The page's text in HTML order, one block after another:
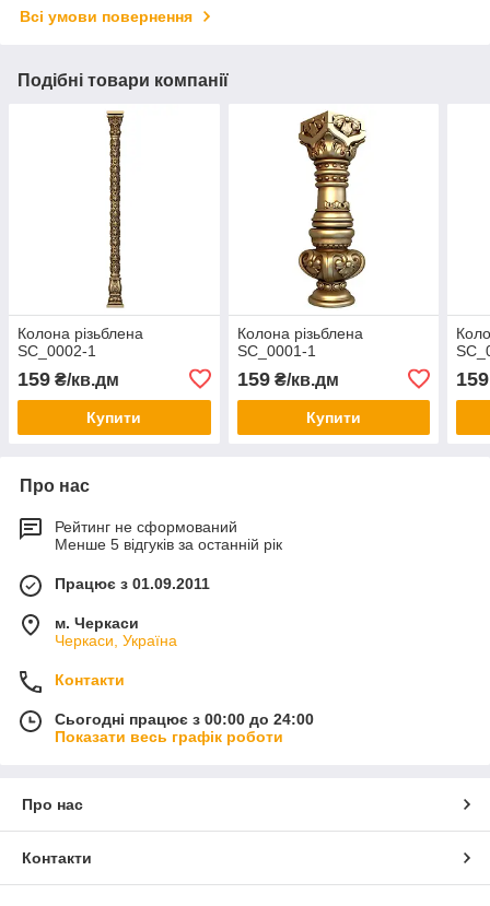
Всі умови повернення
Подібні товари компанії
Колона різьблена
SC_0002-1
159 ₴/кв.дм
Купити
Колона різьблена
SC_0001-1
159₴/кв.дм
Купити
159
Про нас
Рейтинг не сформований
Менше 5 відгуків за останній рік
Працює з 01.09.2011
м. Черкаси
Черкаси, Україна
Контакти
Сьогодні працює з 00:00 до 24:00
Показати весь графік роботи
Про нас
Контакти